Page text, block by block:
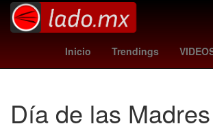
Inicio Trendings
Día de las